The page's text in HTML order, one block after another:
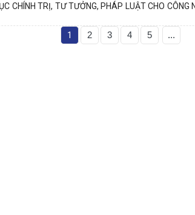
CHÍNH TRỊ, TƯ TƯỞNG, PHÁP LUẬT CHO
1 2 3 4 5 ...